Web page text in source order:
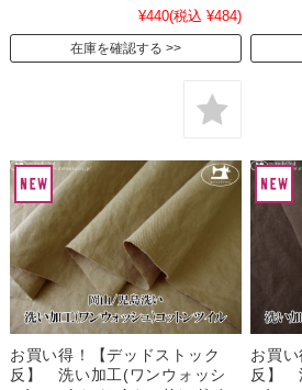
¥440(税込 ¥484)
在庫を確認する
お買い得！【デッドストック
反】 洗い加工(ワンウォッシ
お買
反】